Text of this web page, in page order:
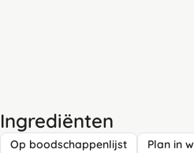
Ingrediënten
Op boodschappenlijst Plan in